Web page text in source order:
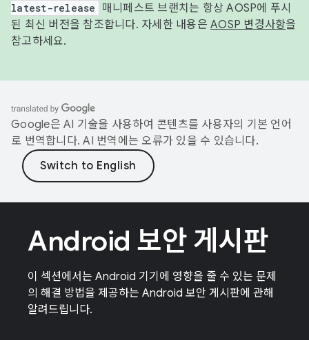
latest-release
매니페스트 브랜치는 항상 AOSP에 푸시
된 최신 버전을 참조합니다. 자세한 내용은 AOSP 변경사항을
참고하세요.
Google은 AI 기술을 사용하여 콘텐츠를 사용자의 기본 언어
로 번역합니다. AI 번역에는 오류가 있을 수 있습니다.
Android 보안 게시판
이 섹션에서는 Android 기기에 영향을 줄 수 있는 문제
의 해결 방법을 제공하는 Android 보안 게시판에 관해
알려드립니다.